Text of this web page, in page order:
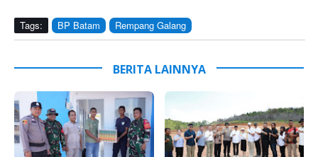
Tags: BP Batam Rempang Galang
BERITA LAINNYA